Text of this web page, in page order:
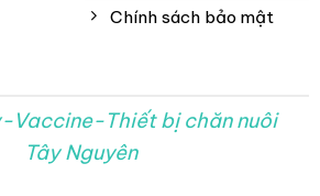
Chính sách bảo mật
Vaccine-Thiết bị chăn nuôi
Tây Nguyên